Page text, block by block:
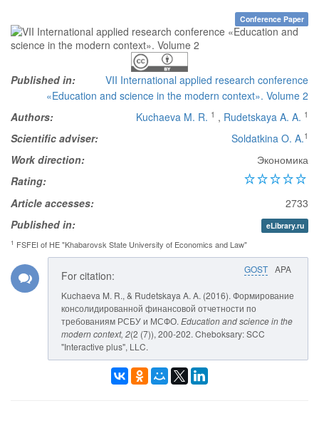
Conference Paper
Published in:
VII International applied research conference
«Education and science in the modern context». Volume 2
Authors:
Kuchaeva M. R. 1 , Rudetskaya A. A. 1
Scientific adviser: Soldatkina O. A.1
Work direction:
Экономика
Rating:
Article accesses:
2733
Published in:
eLibrary.ru
1 FSFEI of HE "Khabarovsk State University of Economics and Law"
GOST APA
For citation:
Kuchaeva M. R., & Rudetskaya A. A. (2016). Формирование
консолидированной финансовой отчетности по
требованиям РСБУ и МСФО. Education and science in the
modern context, 2(2 (7)), 200-202. Cheboksary: SCC
"Interactive plus", LLC.